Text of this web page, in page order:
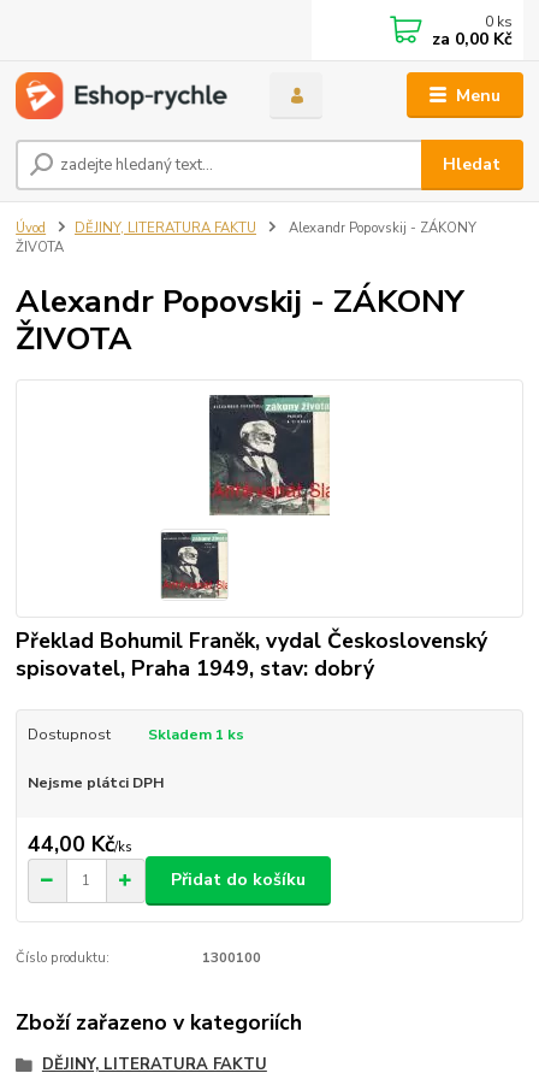
Menu
Hledat
0 ks
za 0,00 Kč
Úvod DĚJINY, LITERATURA FAKTU
Alexandr Popovskij - ZÁKONY
ŽIVOTA
Alexandr Popovskij - ZÁKONY
ŽIVOTA
Překlad Bohumil Franěk, vydal Československý
spisovatel, Praha 1949, stav: dobrý
Dostupnost Skladem 1 ks
Nejsme plátci DPH
44,00 Kč/ks
Přidat do košíku
Číslo produktu: 1300100
Zboží zařazeno v kategoriích
DĚJINY, LITERATURA FAKTU